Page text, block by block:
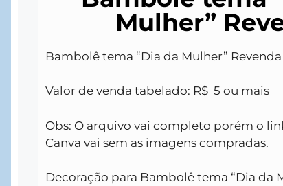
Mulher”
Bambolê tema “Dia da Mulher” Revenda
Valor de venda tabelado: R$ 5 ou mais
Obs: O arquivo vai completo porém o
Canva vai sem as imagens compradas.
Decoração para Bambolê tema “Dia da